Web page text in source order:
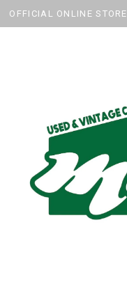
OFFICIAL ONLINE STORE